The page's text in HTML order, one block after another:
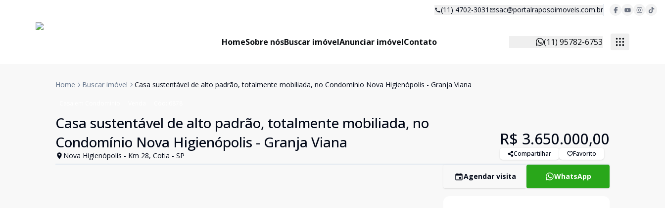
(11) 4702-3031 sac@portalraposoimoveis.com.br
HomeSobre nósBuscar imóvelAnunciar imóvelContato (11) 95782-6753
Home Buscar imóvel Casa sustentável de alto padrão, totalmente mobiliada, no Condomínio Nova Higienópolis - Granja Viana
Casa sustentável de alto padrão, totalmente mobiliada, no
Condomínio Nova Higienópolis - Granja Viana
Nova Higienópolis - Km 28, Cotia - SP
R$ 3.650.000,00
Compartilhar Favorito
Agendar visita WhatsApp